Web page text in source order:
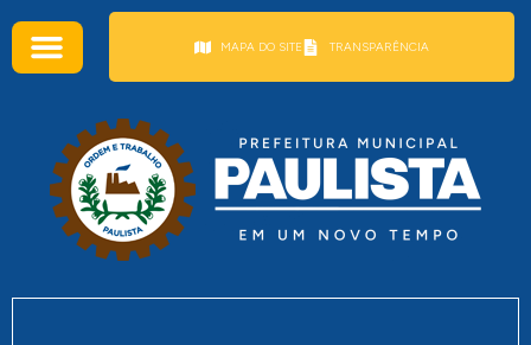
MAPA DO SITE TRANSPARÊNCIA